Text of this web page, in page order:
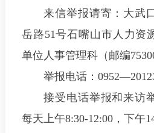
来信举报请寄：大武
岳路51号石嘴山市人力资
单位人事管理科（邮编
举报电话：
接受电话举报和来访
每天上午8:30-12:00，下午